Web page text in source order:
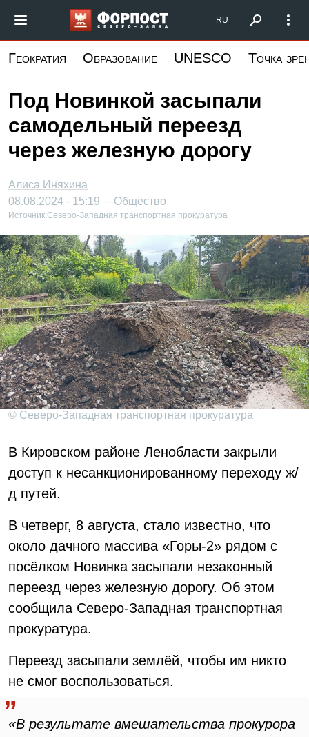
основному
Форпост Северо-Запад
RU
Геократия Образование UNESCO Точка
Под Новинкой засыпали
самодельный переезд
через железную дорогу
Алиса Иняхина
08.08.2024 - 15:19 —Общество
Источник:Северо-Западная транспортная прокуратура
© Северо-Западная транспортная прокуратура
В Кировском районе Ленобласти закрыли
доступ к несанкционированному переходу ж/
д путей.
В четверг, 8 августа, стало известно, что
около дачного массива «Горы-2» рядом с
посёлком Новинка засыпали незаконный
переезд через железную дорогу. Об этом
сообщила Северо-Западная транспортная
прокуратура.
Переезд засыпали землёй, чтобы им никто
не смог воспользоваться.
«В результате вмешательства прокурора